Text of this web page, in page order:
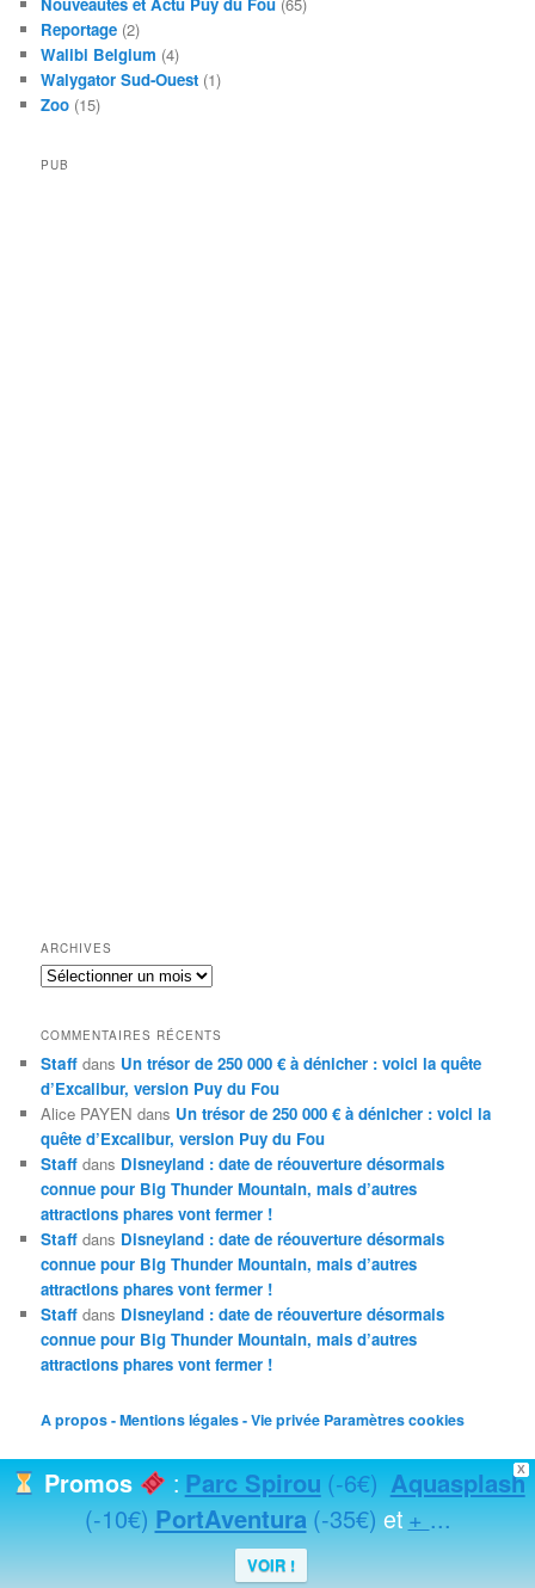
Nouveautés et Actu Puy du Fou (65)
Reportage (2)
Walibi Belgium (4)
Walygator Sud-Ouest (1)
Zoo (15)
PUB
ARCHIVES
Archives
COMMENTAIRES RÉCENTS
Staff dans Un trésor de 250 000 € à dénicher : voici la quête
d’Excalibur, version Puy du Fou
Alice PAYEN dans Un trésor de 250 000 € à dénicher : voici la
quête d’Excalibur, version Puy du Fou
Staff dans Disneyland : date de réouverture désormais
connue pour Big Thunder Mountain, mais d’autres
attractions phares vont fermer !
Staff dans Disneyland : date de réouverture désormais
connue pour Big Thunder Mountain, mais d’autres
attractions phares vont fermer !
Staff dans Disneyland : date de réouverture désormais
connue pour Big Thunder Mountain, mais d’autres
attractions phares vont fermer !
A propos - Mentions légales - Vie privée Paramètres cookies
X
Promos :Parc Spirou(-6€) Aquasplash
(-10€)PortAventura(-35€)et+...
VOIR !